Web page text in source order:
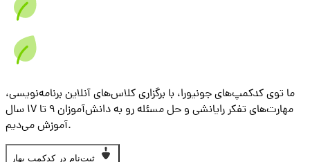
ما توی کدکمپ‌های جونیورا، با برگزاری کلاس‌های آنلاین برنامه‌نویسی،
مهارت‌های تفکر رایانشی و حل مسئله رو به دانش‌آموزان ۹ تا ۱۷ سال